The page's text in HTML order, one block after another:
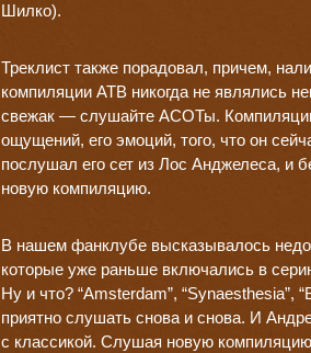
Шилко).
Треклист также порадовал, причем,
компиляции АТВ никогда не являлись
свежак — слушайте АСОТы. Компиляции
ощущений, его эмоций, того, что он
послушал его сет из Лос Анджелеса, и
новую компиляцию.
В нашем фанклубе высказывалось
которые уже раньше включались в
Ну и что? “Amsterdam”, “Synaesthesia”,
приятно слушать снова и снова. И
с классикой. Слушая новую